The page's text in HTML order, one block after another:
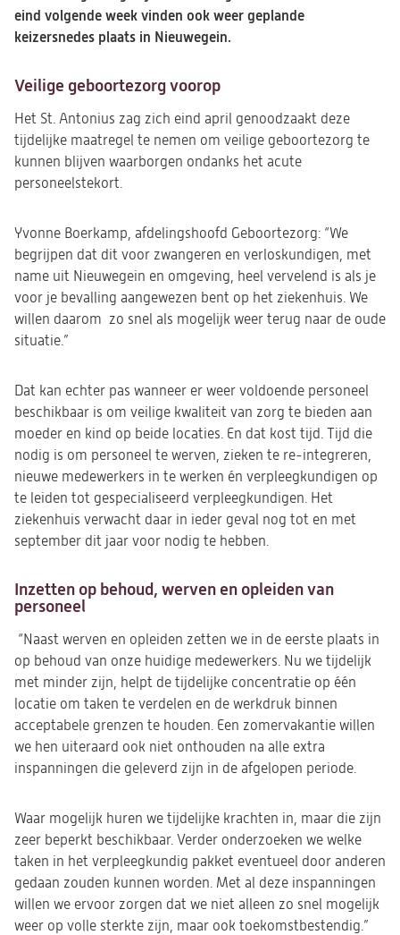
eind volgende week vinden ook weer geplande
keizersnedes plaats in Nieuwegein.
Veilige geboortezorg voorop
Het St. Antonius zag zich eind april genoodzaakt deze
tijdelijke maatregel te nemen om veilige geboortezorg te
kunnen blijven waarborgen ondanks het acute
personeelstekort.
Yvonne Boerkamp, afdelingshoofd Geboortezorg: “We
begrijpen dat dit voor zwangeren en verloskundigen, met
name uit Nieuwegein en omgeving, heel vervelend is als je
voor je bevalling aangewezen bent op het ziekenhuis. We
willen daarom zo snel als mogelijk weer terug naar de oude
situatie.”
Dat kan echter pas wanneer er weer voldoende personeel
beschikbaar is om veilige kwaliteit van zorg te bieden aan
moeder en kind op beide locaties. En dat kost tijd. Tijd die
nodig is om personeel te werven, zieken te re-integreren,
nieuwe medewerkers in te werken én verpleegkundigen op
te leiden tot gespecialiseerd verpleegkundigen. Het
ziekenhuis verwacht daar in ieder geval nog tot en met
september dit jaar voor nodig te hebben.
Inzetten op behoud, werven en opleiden van
personeel
“Naast werven en opleiden zetten we in de eerste plaats in
op behoud van onze huidige medewerkers. Nu we tijdelijk
met minder zijn, helpt de tijdelijke concentratie op één
locatie om taken te verdelen en de werkdruk binnen
acceptabele grenzen te houden. Een zomervakantie willen
we hen uiteraard ook niet onthouden na alle extra
inspanningen die geleverd zijn in de afgelopen periode.
Waar mogelijk huren we tijdelijke krachten in, maar die zijn
zeer beperkt beschikbaar. Verder onderzoeken we welke
taken in het verpleegkundig pakket eventueel door anderen
gedaan zouden kunnen worden. Met al deze inspanningen
willen we ervoor zorgen dat we niet alleen zo snel mogelijk
weer op volle sterkte zijn, maar ook toekomstbestendig.”